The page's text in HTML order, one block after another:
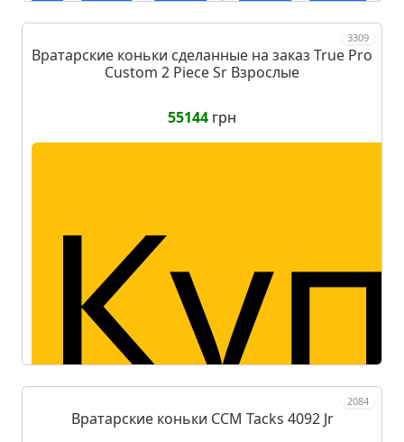
3309
Вратарские коньки сделанные на заказ True Pro
Custom 2 Piece Sr Взрослые
55144 грн
2084
Вратарские коньки CCM Tacks 4092 Jr